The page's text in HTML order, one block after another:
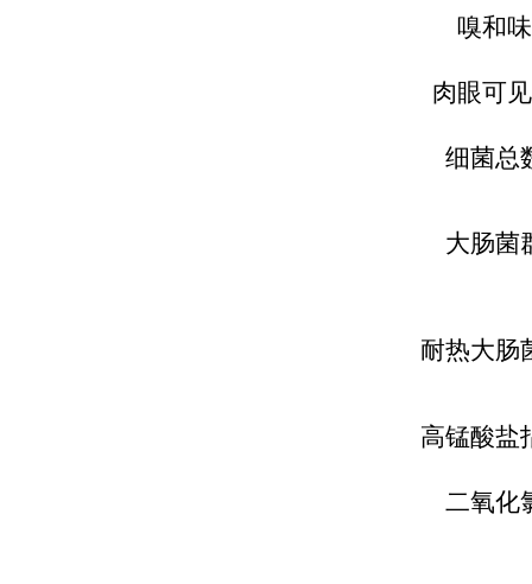
嗅和味
肉眼可
细菌总
大肠菌
耐热大肠
高锰酸盐
二氧化